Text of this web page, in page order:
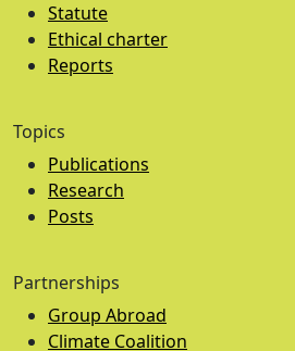
Statute
Ethical charter
Reports
Topics
Publications
Research
Posts
Partnerships
Group Abroad
Climate Coalition